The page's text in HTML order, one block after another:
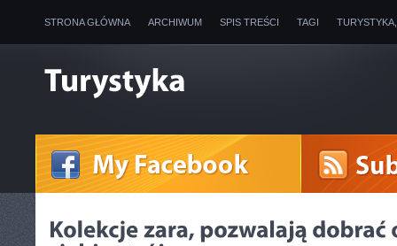
STRONA GŁÓWNA ARCHIWUM SPIS TREŚCI TAGI